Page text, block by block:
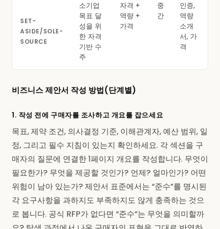
SET-
ASIDE/SOLE-
SOURCE
소기업
목표 달
성을 위
한 자격
기반 수
주
자격 +
역량 +
가격
중
간
인증,
역량
소개
서, 가
격
비즈니스 제안서 작성 방법(단계별)
1. 작성 전에 구매자를 조사하고 개요를 잡으세요
목표, 제약 조건, 의사결정 기준, 이해관계자, 예산 범위, 일
정, 그리고 필수 지침이 있는지 확인하세요. 각 섹션을 구
매자의 질문에 연결한 1페이지 개요를 작성합니다. 무엇이
필요한가? 무엇을 제공할 것인가? 언제? 얼마인가? 어떤
위험이 남아 있는가? 제안서 표준에서는 “준수”를 명시된
각 요구사항을 과하지도 부족하지도 않게 충족하는 것으
로 봅니다. 공식 RFP가 없다면 “준수”는 무엇을 의미할까